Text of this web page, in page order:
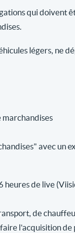
qui doivent
légers, ne
marchandises
avec un
de live
de
l'acquisition de